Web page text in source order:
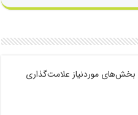
بخش‌های موردنیاز علامت‌گذاری